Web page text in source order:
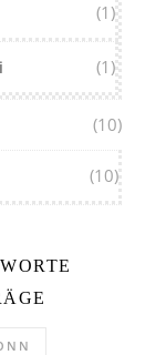
(1)
(1)
(10)
(10)